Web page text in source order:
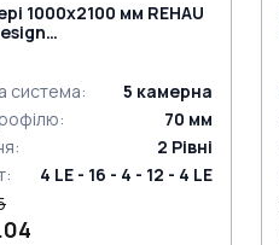
1000x2100 мм REHAU
система: 5 камерна
: 70 мм
: 2 Рівні
:
4 LE - 16 - 4 - 12 - 4 LE